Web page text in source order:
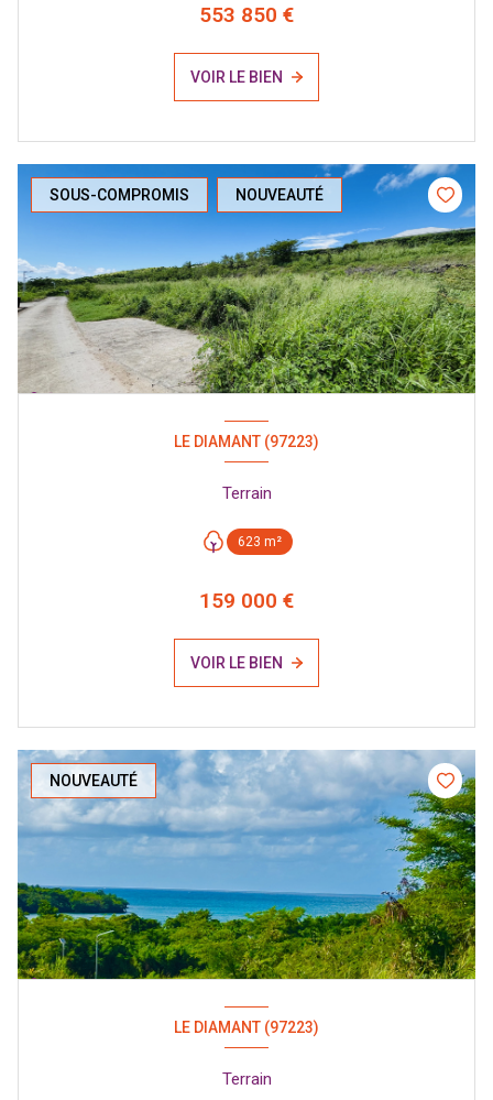
553 850 €
VOIR LE BIEN
SOUS-COMPROMIS NOUVEAUTÉ
LE DIAMANT (97223)
Terrain
623 m²
159 000 €
VOIR LE BIEN
NOUVEAUTÉ
LE DIAMANT (97223)
Terrain